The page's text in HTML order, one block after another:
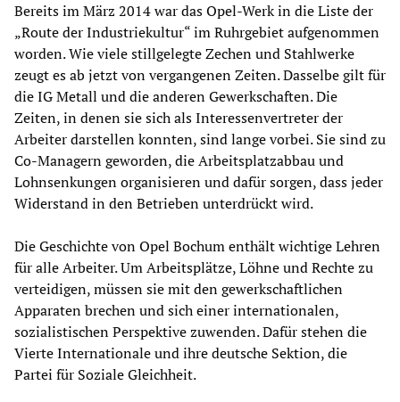
Bereits im März 2014 war das Opel-Werk in die Liste der
„Route der Industriekultur“ im Ruhrgebiet aufgenommen
worden. Wie viele stillgelegte Zechen und Stahlwerke
zeugt es ab jetzt von vergangenen Zeiten. Dasselbe gilt für
die IG Metall und die anderen Gewerkschaften. Die
Zeiten, in denen sie sich als Interessenvertreter der
Arbeiter darstellen konnten, sind lange vorbei. Sie sind zu
Co-Managern geworden, die Arbeitsplatzabbau und
Lohnsenkungen organisieren und dafür sorgen, dass jeder
Widerstand in den Betrieben unterdrückt wird.
Die Geschichte von Opel Bochum enthält wichtige Lehren
für alle Arbeiter. Um Arbeitsplätze, Löhne und Rechte zu
verteidigen, müssen sie mit den gewerkschaftlichen
Apparaten brechen und sich einer internationalen,
sozialistischen Perspektive zuwenden. Dafür stehen die
Vierte Internationale und ihre deutsche Sektion, die
Partei für Soziale Gleichheit.